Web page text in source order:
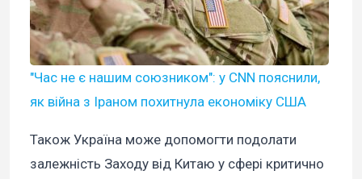
"Час не є нашим союзником": у CNN пояснили,
як війна з Іраном похитнула економіку США
Також Україна може допомогти подолати
залежність Заходу від Китаю у сфері критично